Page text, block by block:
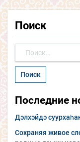
Поиск
Последние
Дэлхэйдэ
Сохраняя живое